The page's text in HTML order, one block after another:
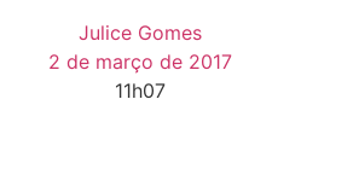
Julice Gomes
2 de março de 2017
11h07